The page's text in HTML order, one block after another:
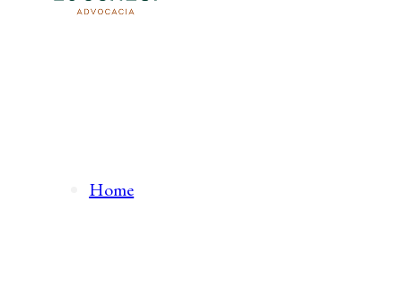
Home